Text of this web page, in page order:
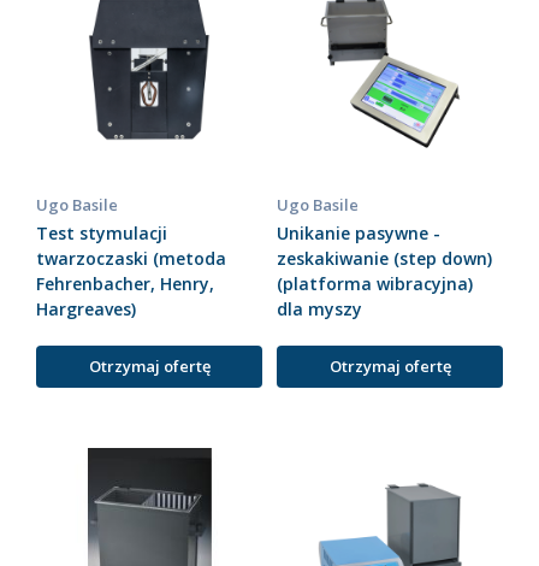
Ugo Basile
Test stymulacji
twarzoczaski (metoda
Fehrenbacher, Henry,
Hargreaves)
Otrzymaj ofertę
Ugo Basile
Unikanie pasywne -
zeskakiwanie (step down)
(platforma wibracyjna)
dla myszy
Otrzymaj ofertę